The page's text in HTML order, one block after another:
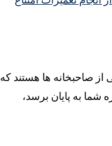
از صاحبخانه ها هستند که
شما به پایان برسد،